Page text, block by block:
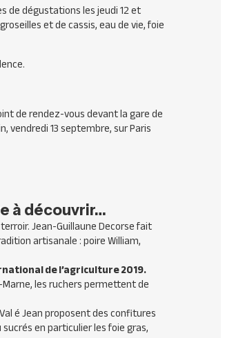
de dégustations les jeudi 12 et
et de cassis, eau de vie, foie
de rendez-vous devant la gare de
vendredi 13 septembre, sur Paris
à découvrir…
Jean-Guillaune Decorse fait
artisanale : poire William,
de l’agriculture 2019.
les ruchers permettent de
é Jean proposent des confitures
en particulier les foie gras,